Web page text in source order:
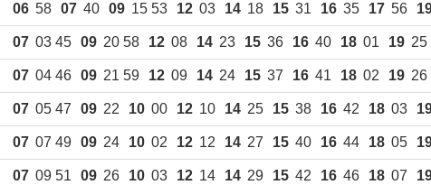
06 58 07 40 09 15 53 12 03 14 18 15 31 16 35 17 56
07 03 45 09 20 58 12 08 14 23 15 36 16 40 18 01 19 25
07 04 46 09 21 59 12 09 14 24 15 37 16 41 18 02 19 26
07 05 47 09 22 10 00 12 10 14 25 15 38 16 42 18 03
07 07 49 09 24 10 02 12 12 14 27 15 40 16 44 18 05
07 09 51 09 26 10 03 12 14 14 29 15 42 16 46 18 07
Белорусский государственный
университет пищевых и
химических технологий